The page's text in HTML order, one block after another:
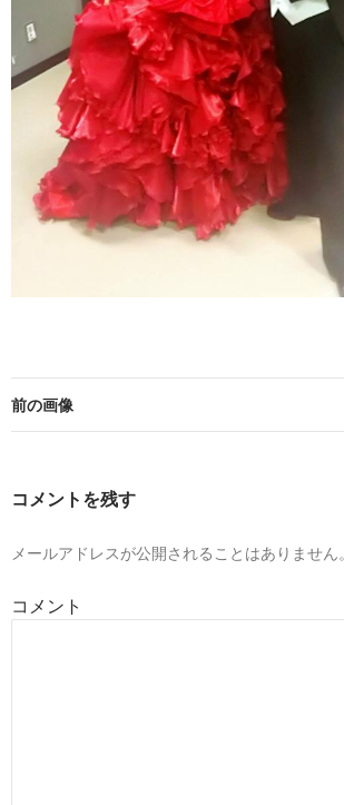
前の画像
コメントを残す
メールアドレスが公開されることはありません。
コメント